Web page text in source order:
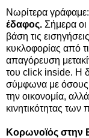
Νωρίτερα γράφαμε:
έδαφος. Σήμερα οι
βάση τις
κυκλοφορίας από
απαγόρευση
του click inside. Η
σύμφωνα με όσους
την οικονομία,
κινητικότητας
Κορωνοϊός στην